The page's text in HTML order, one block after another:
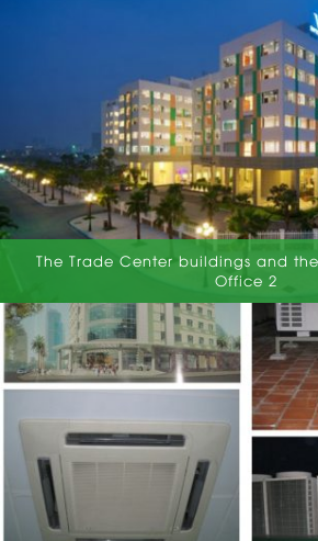
The Trade Center buildings and
Office 2